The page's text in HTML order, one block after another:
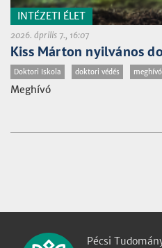
INTÉZETI ÉLET
2026. április 7., 16:07
Kiss Márton nyilvános
Doktori Iskola doktori védés meghívó
Meghívó
Pécsi